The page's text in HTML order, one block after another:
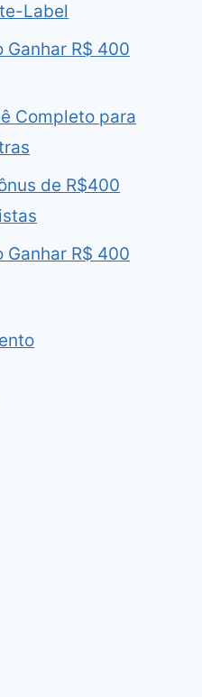
Label
Ganhar R$ 400
Completo para
de R$400
Ganhar R$ 400